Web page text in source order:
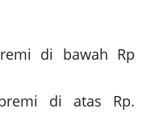
di bawah Rp
di atas Rp.